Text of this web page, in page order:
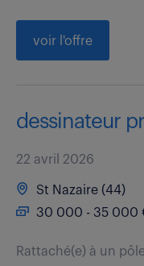
voir l'offre
dessinateur
22 avril 2026
St Nazaire (44)
30 000 - 35 000
Rattaché(e) à un